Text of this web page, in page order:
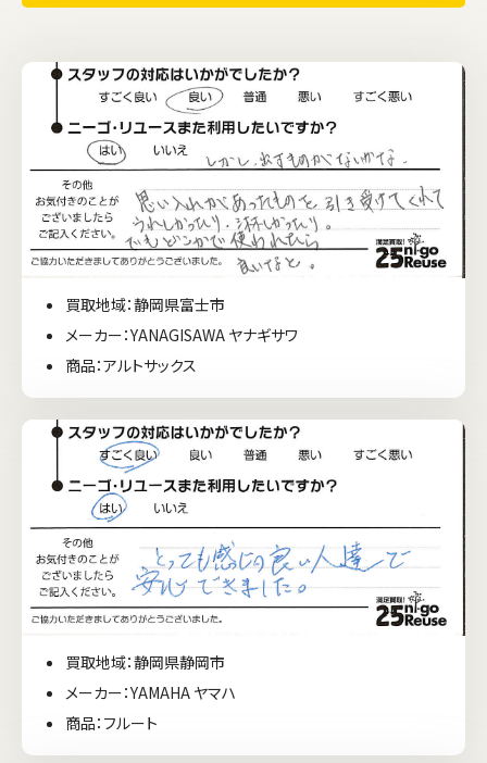
買取地域：静岡県富士市
メーカー：YANAGISAWA ヤナギサワ
商品：アルトサックス
買取地域：静岡県静岡市
メーカー：YAMAHA ヤマハ
商品：フルート